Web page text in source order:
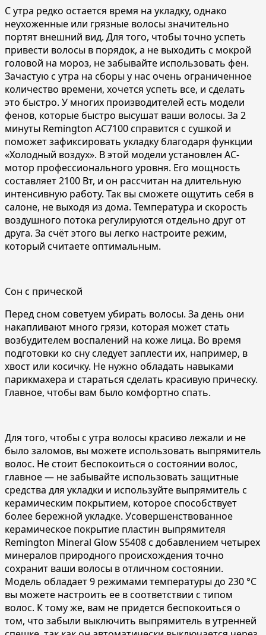
С утра редко остается время на укладку, однако
неухоженные или грязные волосы значительно
портят внешний вид. Для того, чтобы точно успеть
привести волосы в порядок, а не выходить с мокрой
головой на мороз, не забывайте использовать фен.
Зачастую с утра на сборы у нас очень ограниченное
количество времени, хочется успеть все, и сделать
это быстро. У многих производителей есть модели
фенов, которые быстро высушат ваши волосы. За 2
минуты Remington AC7100 справится с сушкой и
поможет зафиксировать укладку благодаря функции
«Холодный воздух». В этой модели установлен AC-
мотор профессионального уровня. Его мощность
составляет 2100 Вт, и он рассчитан на длительную
интенсивную работу. Так вы сможете ощутить себя в
салоне, не выходя из дома. Температура и скорость
воздушного потока регулируются отдельно друг от
друга. За счёт этого вы легко настроите режим,
который считаете оптимальным.
Сон с прической
Перед сном советуем убирать волосы. За день они
накапливают много грязи, которая может стать
возбудителем воспалений на коже лица. Во время
подготовки ко сну следует заплести их, например, в
хвост или косичку. Не нужно обладать навыками
парикмахера и стараться сделать красивую прическу.
Главное, чтобы вам было комфортно спать.
Для того, чтобы с утра волосы красиво лежали и не
было заломов, вы можете использовать выпрямитель
волос. Не стоит беспокоиться о состоянии волос,
главное — не забывайте использовать защитные
средства для укладки и используйте выпрямитель с
керамическим покрытием, которое способствует
более бережной укладке. Усовершенствованное
керамическое покрытие пластин выпрямителя
Remington Mineral Glow S5408 с добавлением четырех
минералов природного происхождения точно
сохранит ваши волосы в отличном состоянии.
Модель обладает 9 режимами температуры до 230 °C
вы можете настроить ее в соответствии с типом
волос. К тому же, вам не придется беспокоиться о
том, что забыли выключить выпрямитель в утренней